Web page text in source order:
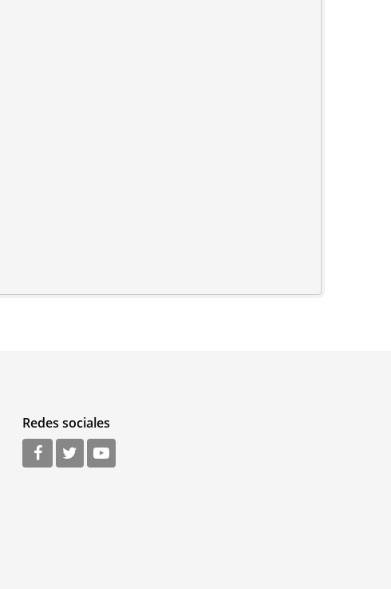
Redes sociales